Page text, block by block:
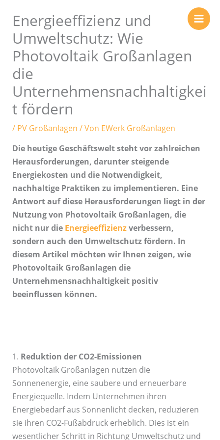
Inhalt
springen
Energieeffizienz und
Umweltschutz: Wie
Photovoltaik Großanlagen
die
Unternehmensnachhaltigkei
t fördern
/ PV Großanlagen / Von EWerk Großanlagen
Die heutige Geschäftswelt steht vor zahlreichen
Herausforderungen, darunter steigende
Energiekosten und die Notwendigkeit,
nachhaltige Praktiken zu implementieren. Eine
Antwort auf diese Herausforderungen liegt in der
Nutzung von Photovoltaik Großanlagen, die
nicht nur die Energieeffizienzverbessern,
sondern auch den Umweltschutz fördern. In
diesem Artikel möchten wir Ihnen zeigen, wie
Photovoltaik Großanlagen die
Unternehmensnachhaltigkeit positiv
beeinflussen können.
1. Reduktion der CO2-Emissionen
Photovoltaik Großanlagen nutzen die
Sonnenenergie, eine saubere und erneuerbare
Energiequelle. Indem Unternehmen ihren
Energiebedarf aus Sonnenlicht decken, reduzieren
sie ihren CO2-Fußabdruck erheblich. Dies ist ein
wesentlicher Schritt in Richtung Umweltschutz und